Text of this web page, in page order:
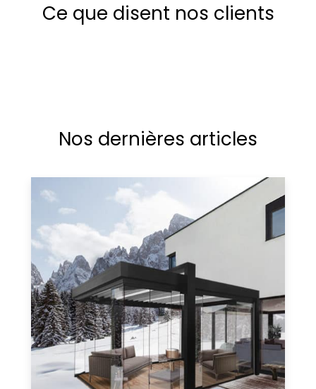
Ce que disent nos clients
Nos dernières articles